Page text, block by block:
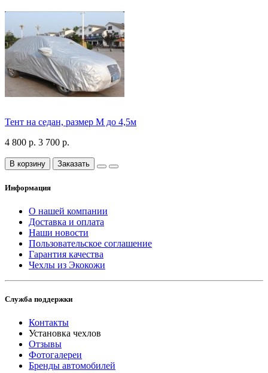
Тент на седан, размер М до 4,5м
4 800 р. 3 700 р.
В корзину Заказать
Информация
О нашей компании
Доставка и оплата
Наши новости
Пользовательское соглашение
Гарантия качества
Чехлы из Экокожи
Служба поддержки
Контакты
Установка чехлов
Отзывы
Фотогалереи
Бренды автомобилей